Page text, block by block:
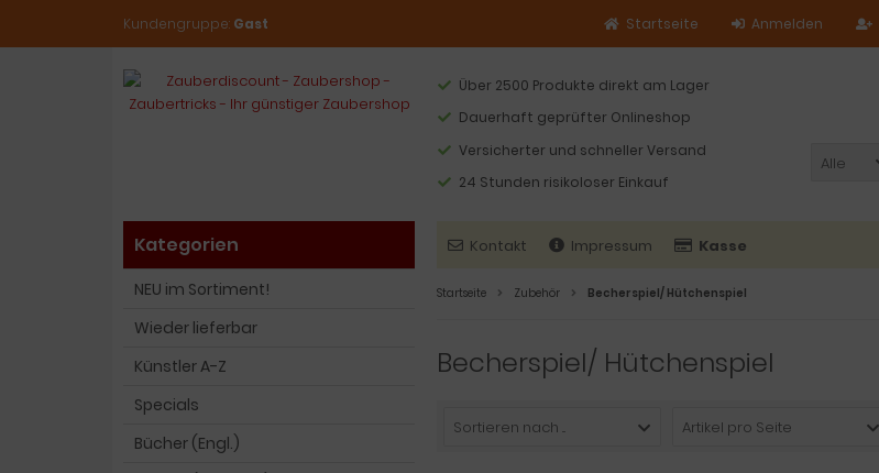
Kundengruppe: Gast Anmelden
Startseite
Über 2500 Produkte direkt am Lager
Dauerhaft geprüfter Onlineshop
Versicherter und schneller Versand
24 Stunden risikoloser Einkauf
Alle
Kontakt Impressum Kasse
Startseite Zubehör Becherspiel/ Hütchenspiel
Becherspiel/ Hütchenspiel
Sortieren nach ... Artikel pro Seite
Kategorien
NEU im Sortiment!
Wieder lieferbar
Künstler A-Z
Specials
Bücher (Engl.)